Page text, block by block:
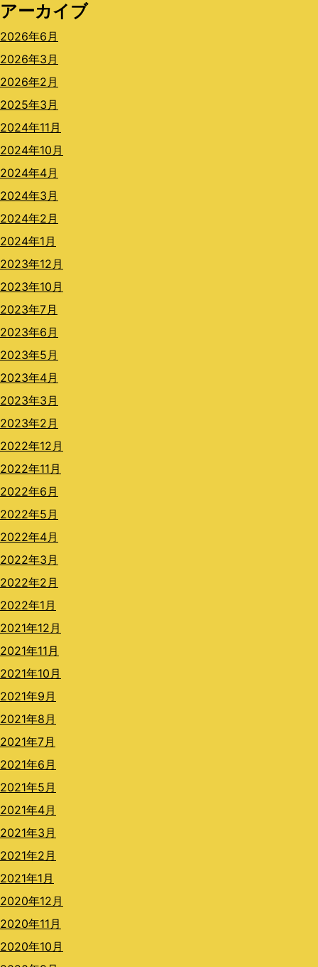
アーカイブ
2026年6月
2026年3月
2026年2月
2025年3月
2024年11月
2024年10月
2024年4月
2024年3月
2024年2月
2024年1月
2023年12月
2023年10月
2023年7月
2023年6月
2023年5月
2023年4月
2023年3月
2023年2月
2022年12月
2022年11月
2022年6月
2022年5月
2022年4月
2022年3月
2022年2月
2022年1月
2021年12月
2021年11月
2021年10月
2021年9月
2021年8月
2021年7月
2021年6月
2021年5月
2021年4月
2021年3月
2021年2月
2021年1月
2020年12月
2020年11月
2020年10月